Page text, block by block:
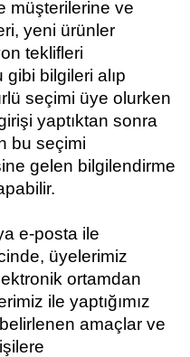
müşterilerine ve
yeni ürünler
teklifleri
bilgileri alıp
seçimi üye olurken
yaptıktan sonra
bu seçimi
gelen bilgilendirme
e-posta ile
üyelerimiz
ortamdan
ile yaptığımız
amaçlar ve